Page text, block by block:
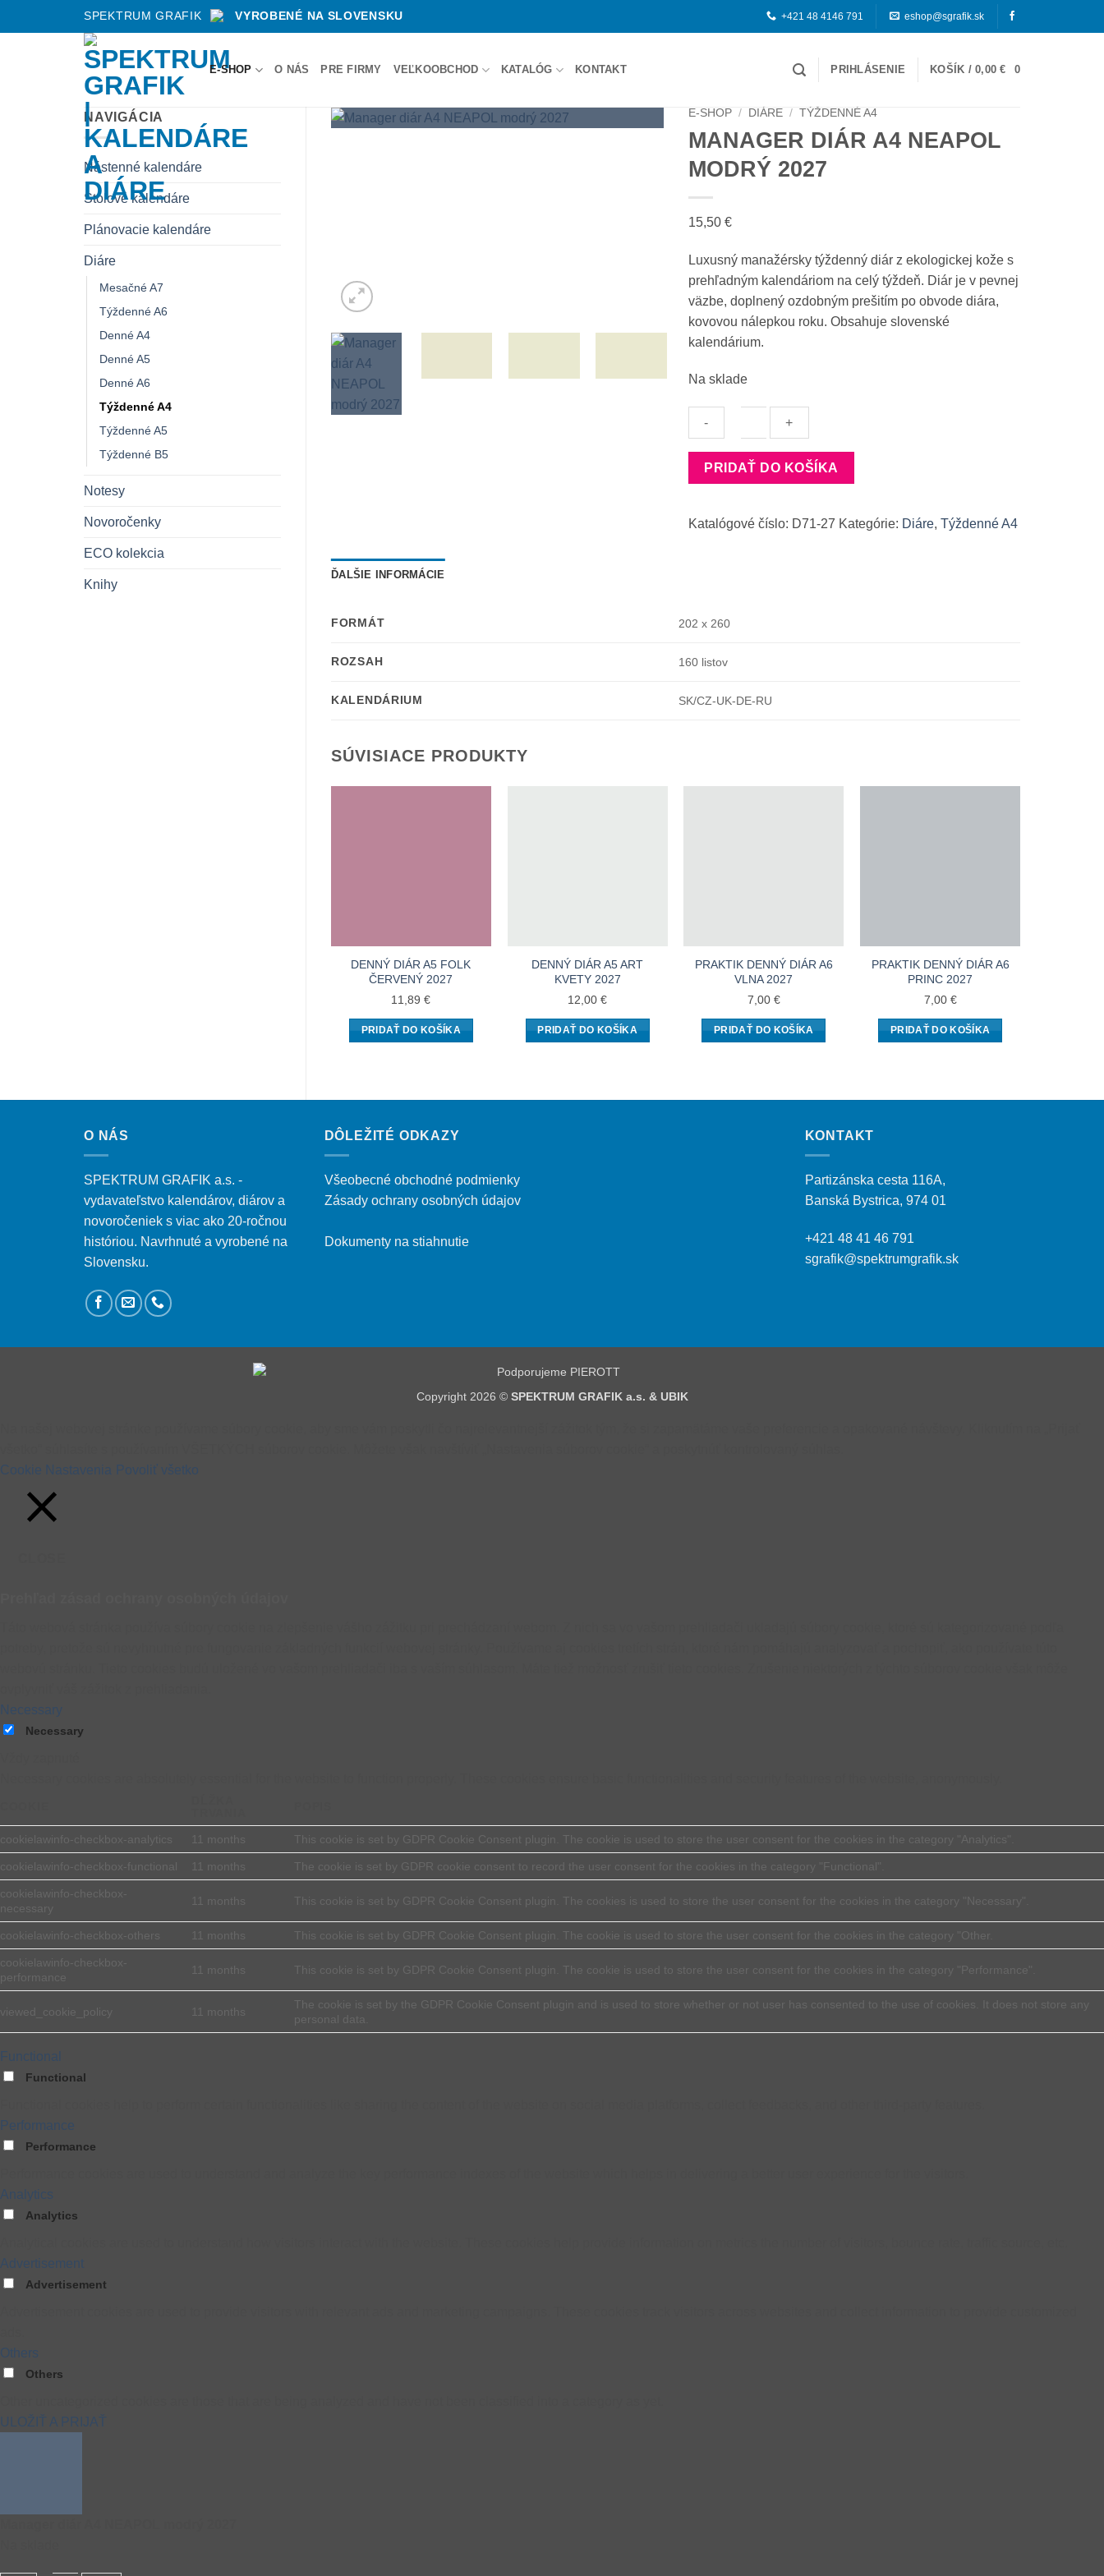
to
SPEKTRUM GRAFIK VYROBENÉ NA SLOVENSKU +421 48 4146 791 eshop@sgrafik.sk
E-SHOP O NÁS PRE FIRMY VEĽKOOBCHOD KATALÓG KONTAKT PRIHLÁSENIE KOŠÍK /0,00€ 0
NAVIGÁCIA
Nástenné kalendáre
Stolové kalendáre
Plánovacie kalendáre
Diáre
Mesačné A7
Týždenné A6
Denné A4
Denné A5
Denné A6
Týždenné A4
Týždenné A5
Týždenné B5
Notesy
Novoročenky
ECO kolekcia
Knihy
E-SHOP / DIÁRE / TÝŽDENNÉ A4
MANAGER DIÁR A4 NEAPOL
MODRÝ 2027
15,50 €
Luxusný manažérsky týždenný diár z ekologickej kože s
prehľadným kalendáriom na celý týždeň. Diár je v pevnej
väzbe, doplnený ozdobným prešitím po obvode diára,
kovovou nálepkou roku. Obsahuje slovenské
kalendárium.
Na sklade
množstvo
A4
PRIDAŤ DO KOŠÍKA
Katalógové číslo: D71-27 Kategórie: Diáre, Týždenné A4
ĎALŠIE INFORMÁCIE
FORMÁT 202 x 260
ROZSAH 160 listov
KALENDÁRIUM SK/CZ-UK-DE-RU
SÚVISIACE PRODUKTY
DENNÝ DIÁR A5 FOLK
ČERVENÝ 2027
11,89€
PRIDAŤ DO KOŠÍKA
DENNÝ DIÁR A5 ART
KVETY 2027
12,00€
PRIDAŤ DO KOŠÍKA
PRAKTIK DENNÝ DIÁR A6
VLNA 2027
7,00 €
PRIDAŤ DO KOŠÍKA
PRAKTIK DENNÝ DIÁR A6
PRINC 2027
7,00 €
PRIDAŤ DO KOŠÍKA
O NÁS
SPEKTRUM GRAFIK a.s. -
vydavateľstvo kalendárov, diárov a
novoročeniek s viac ako 20-ročnou
históriou. Navrhnuté a vyrobené na
Slovensku.
DÔLEŽITÉ ODKAZY
Všeobecné obchodné podmienky
Zásady ochrany osobných údajov
Dokumenty na stiahnutie
KONTAKT
Partizánska cesta 116A,
Banská Bystrica, 974 01
+421 48 41 46 791
sgrafik@spektrumgrafik.sk
Copyright 2026 © SPEKTRUM GRAFIK a.s. & UBIK
Cookie Nastavenia Povoliť všetko
Necessary
Necessary
cookielawinfo-checkbox-analytics 11 months This cookie is set by GDPR Cookie Consent plugin. The cookie is used to store the user consent for the cookies in the category "Analytics".
cookielawinfo-checkbox-functional 11 months The cookie is set by GDPR cookie consent to record the user consent for the cookies in the category "Functional".
cookielawinfo-checkbox-
necessary
11 months This cookie is set by GDPR Cookie Consent plugin. The cookies is used to store the user consent for the cookies in the category "Necessary".
cookielawinfo-checkbox-others 11 months This cookie is set by GDPR Cookie Consent plugin. The cookie is used to store the user consent for the cookies in the category "Other.
cookielawinfo-checkbox-
performance
11 months This cookie is set by GDPR Cookie Consent plugin. The cookie is used to store the user consent for the cookies in the category "Performance".
viewed_cookie_policy 11 months
The cookie is set by the GDPR Cookie Consent plugin and is used to store whether or not user has consented to the use of cookies. It does not store any
personal data.
Functional
Functional
Performance
Performance
Analytics
Analytics
Advertisement
Advertisement
Others
Others
ULOŽIŤ A PRIJAŤ